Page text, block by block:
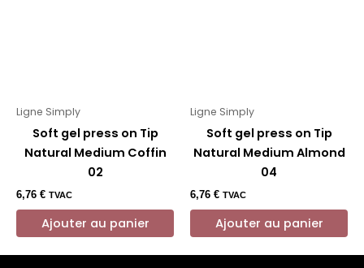
Ligne Simply
Soft gel press on Tip
Natural Medium Coffin
02
6,76 € TVAC
Ajouter au panier
Ligne Simply
Soft gel press on Tip
Natural Medium Almond
04
6,76 € TVAC
Ajouter au panier